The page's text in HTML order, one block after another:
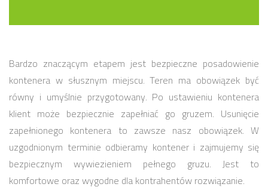
Bardzo znaczącym etapem jest bezpieczne posadowienie
kontenera w słusznym miejscu. Teren ma obowiązek być
równy i umyślnie przygotowany. Po ustawieniu kontenera
klient może bezpiecznie zapełniać go gruzem. Usunięcie
zapełnionego kontenera to zawsze nasz obowiązek. W
uzgodnionym terminie odbieramy kontener i zajmujemy się
bezpiecznym wywiezieniem pełnego gruzu. Jest to
komfortowe oraz wygodne dla kontrahentów rozwiązanie.